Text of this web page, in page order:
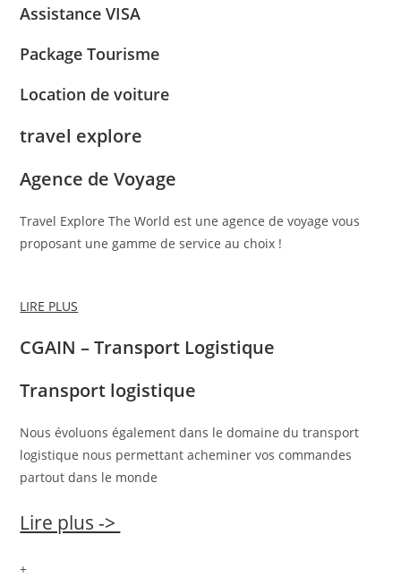
Assistance VISA
Package Tourisme
Location de voiture
travel explore
Agence de Voyage
Travel Explore The World est une agence de voyage vous
proposant une gamme de service au choix !
LIRE PLUS
CGAIN – Transport Logistique
Transport logistique
Nous évoluons également dans le domaine du transport
logistique nous permettant acheminer vos commandes
partout dans le monde
Lire plus ->
+